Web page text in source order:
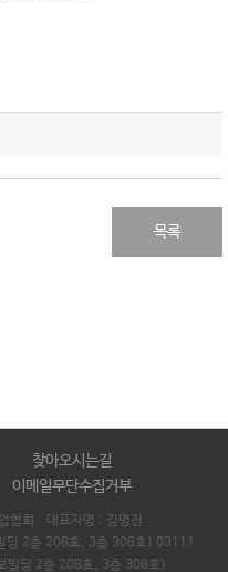
목록
찾아오시는길
이메일무단수집거부
협회 대표자명 : 김명진
딩 2층 208호, 3층 308호) 03111
빌딩 2층 208호, 3층 308호)